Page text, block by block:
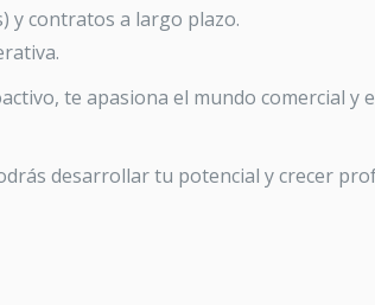
y contratos a largo plazo.
te apasiona el mundo comercial y
desarrollar tu potencial y crecer